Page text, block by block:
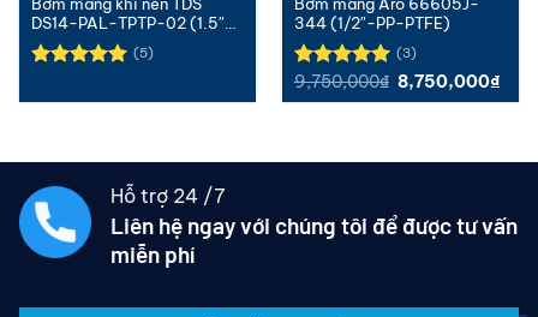
DS14-PAL-TPTP-02 (1.5″-
PP-Teflon)
hạng5.00
(5)
344 (1/2″-PP-PTFE)
Được xếp
hạng5.00
(3)
9,750,000₫ Giá
gốc
8,750,000₫Giá
Hỗ trợ 24 /7
Liên hệ ngay với chúng tôi để được tư vấn
miễn phí